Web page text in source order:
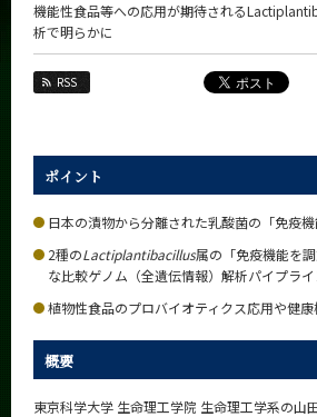
機能性食品等への応用が期待される
析で明らかに
RSS
ポイント
日本の漬物から分離された乳酸菌の「免疫
2種のLactiplantibacillus属の「免疫機能を
な比較ゲノム（全遺伝情報）解析パイプラ
植物性食品のプロバイオティクス応用や健
概要
東京科学大学 生命理工学院 生命理工学系の山
教員・研究室
未来
入学案内
Admissions
生命理工学系 News
News
News 一覧
カテゴリ別
課程別